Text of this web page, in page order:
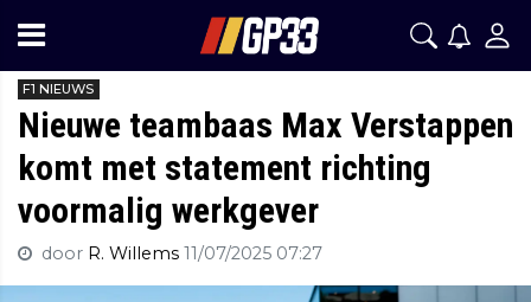
F1 NIEUWS
Nieuwe teambaas Max Verstappen
komt met statement richting
voormalig werkgever
door R. Willems 11/07/2025 07:27